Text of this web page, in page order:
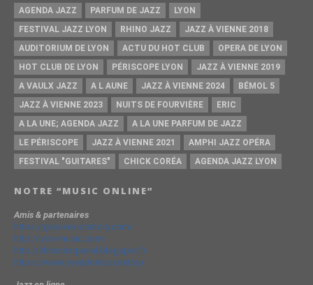
AGENDA JAZZ
PARFUM DE JAZZ
LYON
FESTIVAL JAZZ LYON
RHINO JAZZ
JAZZ À VIENNE 2018
AUDITORIUM DE LYON
ACTU DU HOT CLUB
OPERA DE LYON
HOT CLUB DE LYON
PÉRISCOPE LYON
JAZZ À VIENNE 2019
A VAULX JAZZ
A L AUNE JAZZ À VIENNE 2024
BÉMOL 5
JAZZ À VIENNE 2023
NUITS DE FOURVIÈRE
ERIC
A LA UNE; AGENDA JAZZ
A LA UNE PARFUM DE JAZZ
LE PÉRISCOPE
JAZZ À VIENNE 2021
AMPHI JAZZ OPÉRA
FESTIVAL "GUITARES"
CHICK CORÉA AGENDA JAZZ LYON
NOTRE “MUSIC ONLINE”
Amis & partenaires
https://groovesidestory.com/
http://lyon-music.com/
http://chrischarpenel.blogspot.fr
https://www.yvesdorison.net/q-r